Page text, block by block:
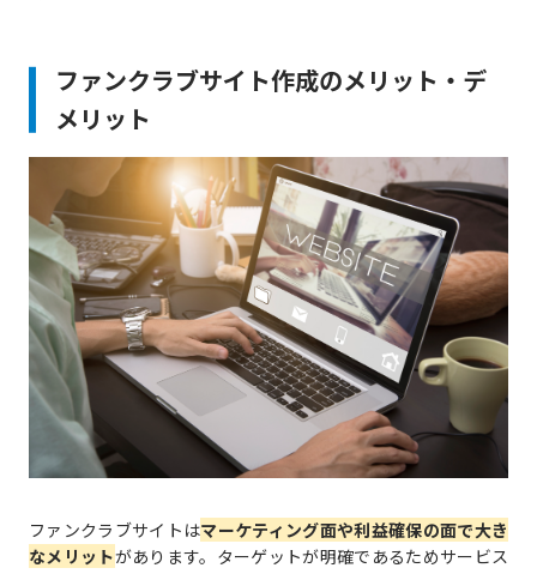
ファンクラブサイト作成のメリット・デ
メリット
ファンクラブサイトはマーケティング面や利益確保の面で大き
なメリットがあります。ターゲットが明確であるためサービス